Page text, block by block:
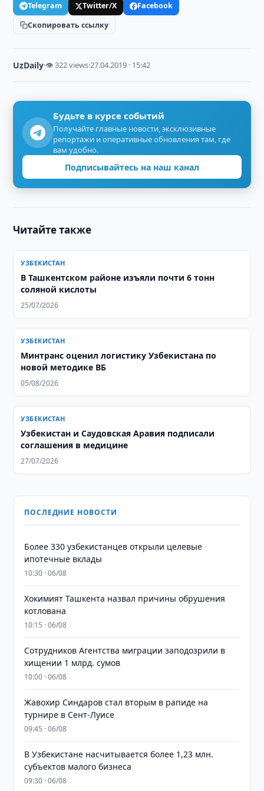
Telegram Twitter/X
Facebook
Скопировать ссылку
UzDaily·👁 322 views·27.04.2019 · 15:42
Будьте в курсе событий
Получайте главные новости, эксклюзивные
репортажи и оперативные обновления там, где
вам удобно.
Подписывайтесь на наш канал
Читайте также
УЗБЕКИСТАН
В Ташкентском районе изъяли почти 6 тонн
соляной кислоты
25/07/2026
УЗБЕКИСТАН
Минтранс оценил логистику Узбекистана по
новой методике ВБ
05/08/2026
УЗБЕКИСТАН
Узбекистан и Саудовская Аравия подписали
соглашения в медицине
27/07/2026
ПОСЛЕДНИЕ НОВОСТИ
Более 330 узбекистанцев открыли целевые
ипотечные вклады
10:30 · 06/08
Хокимият Ташкента назвал причины обрушения
котлована
10:15 · 06/08
Сотрудников Агентства миграции заподозрили в
хищении 1 млрд. сумов
10:00 · 06/08
Жавохир Синдаров стал вторым в рапиде на
турнире в Сент-Луисе
09:45 · 06/08
В Узбекистане насчитывается более 1,23 млн.
субъектов малого бизнеса
09:30 · 06/08